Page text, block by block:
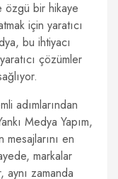
özgü bir hikaye
için yaratıcı
bu ihtiyacı
çözümler
adımlarından
Medya Yapım,
en
markalar
aynı zamanda